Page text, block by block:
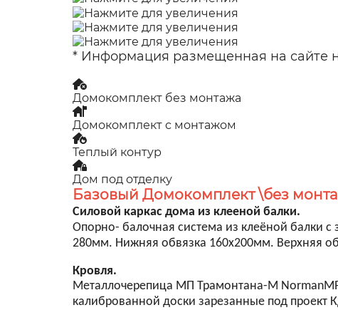
* Информация размещенная на сайте
Домокомплект без монтажа
Домокомплект с монтажом
Теплый контур
Дом под отделку
Базовый Домокомплект \без
Силовой каркас дома из клееной балки.
Опорно- балочная система из клеёной балки
280мм. Нижняя обвязка 160х200мм. Верхняя
Кровля.
Металлочерепица МП Трамонтана-M
калиброванной доски зарезанные под проект